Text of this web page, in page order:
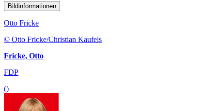
Bildinformationen
Otto Fricke
© Otto Fricke/Christian Kaufels
Fricke, Otto
FDP
()